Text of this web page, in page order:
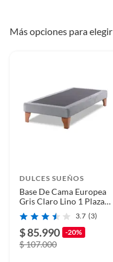
Más opciones para elegir
DULCES SUEÑOS
Base De Cama Europea
Gris Claro Lino 1 Plaza
90X190
3.7 (3)
$ 85.990 -20%
$ 107.000